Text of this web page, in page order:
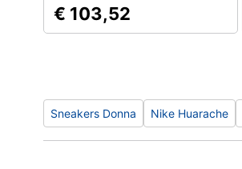
Promozioni
€ 103,52
Sneakers Donna Nike Huarache